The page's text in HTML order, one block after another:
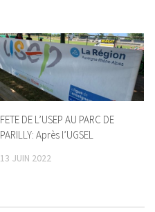
FETE DE L’USEP AU PARC DE
PARILLY: Après l’UGSEL
13 JUIN 2022